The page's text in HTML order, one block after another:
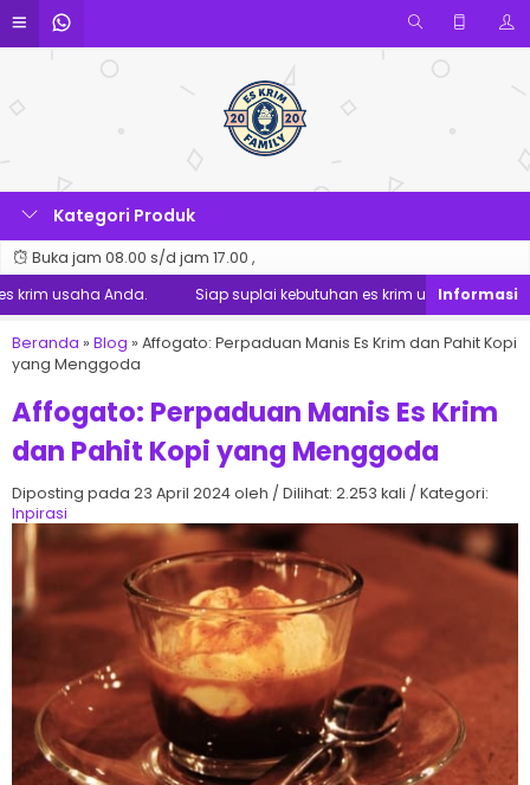
Kategori Produk
Buka jam 08.00 s/d jam 17.00 ,
usaha Anda.
Siap suplai kebutuhan es krim usaha Anda.
Beranda » Blog » Affogato: Perpaduan Manis Es Krim dan Pahit Kopi
yang Menggoda
Affogato: Perpaduan Manis Es Krim
dan Pahit Kopi yang Menggoda
Diposting pada 23 April 2024 oleh / Dilihat: 2.253 kali / Kategori:
Inpirasi